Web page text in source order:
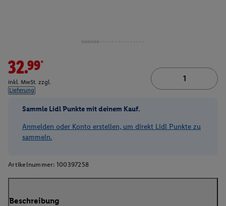
32.99*
inkl. MwSt. zzgl.
Lieferung
Sammle Lidl Punkte mit deinem Kauf.
Anmelden oder Konto erstellen, um direkt Lidl Punkte zu
sammeln.
Artikelnummer: 100397258
Beschreibung